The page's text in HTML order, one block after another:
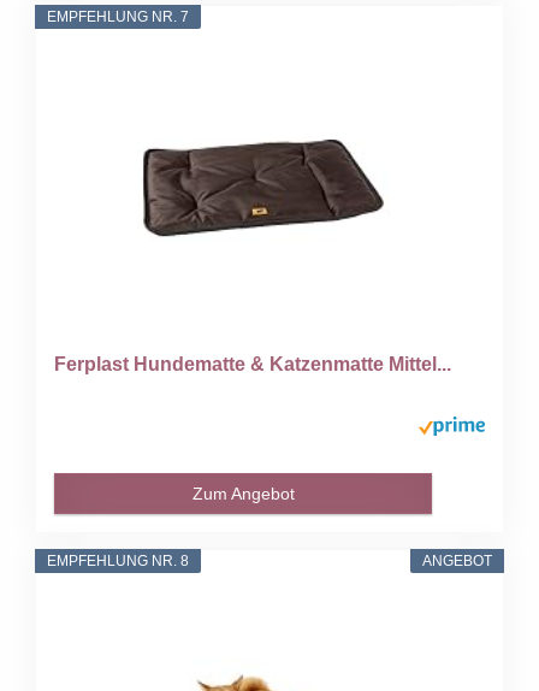
EMPFEHLUNG NR. 7
Ferplast Hundematte & Katzenmatte Mittel...
Zum Angebot
ANGEBOT
EMPFEHLUNG NR. 8